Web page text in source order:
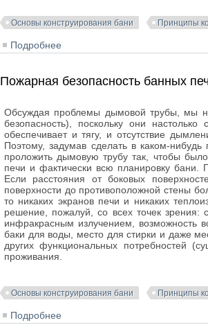
Основы конструирования бани Принципы
Подробнее
Пожарная безопасность банных
Обсуждая проблемы дымовой трубы, мы
безопасность), поскольку они
обеспечивает и тягу, и отсутствие
Поэтому, задумав сделать в каком-
проложить дымовую трубу так, чтобы
печи и фактически всю планировку
Если расстояния от боковых
поверхности до противоположной стены
то никаких экранов печи и никаких
решение, пожалуй, со всех точек
инфракрасным излучением, возможность
баки для воды, место для стирки и даже
других функциональных потребностей
проживания.
Основы конструирования бани Принципы
Подробнее